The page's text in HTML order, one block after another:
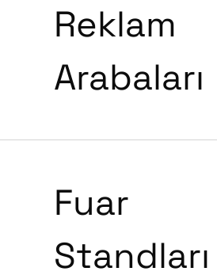
Reklam
Arabaları
Fuar
Standları